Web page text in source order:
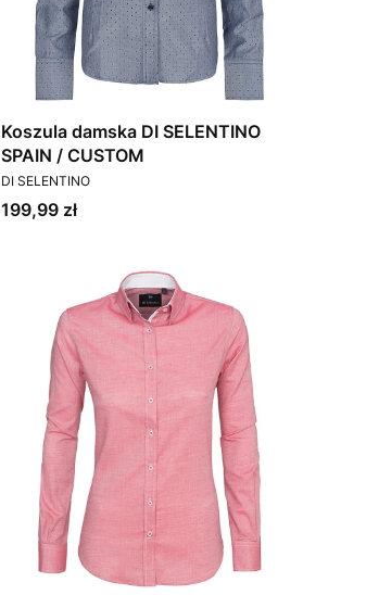
Koszula damska DI SELENTINO
SPAIN / CUSTOM
PRODUCENT
DI SELENTINO
Cena
199,99 zł